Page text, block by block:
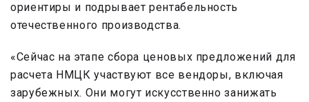
ориентиры и подрывает рентабельность
отечественного производства.
«Сейчас на этапе сбора ценовых предложений для
расчета НМЦК участвуют все вендоры, включая
зарубежных. Они могут искусственно занижать